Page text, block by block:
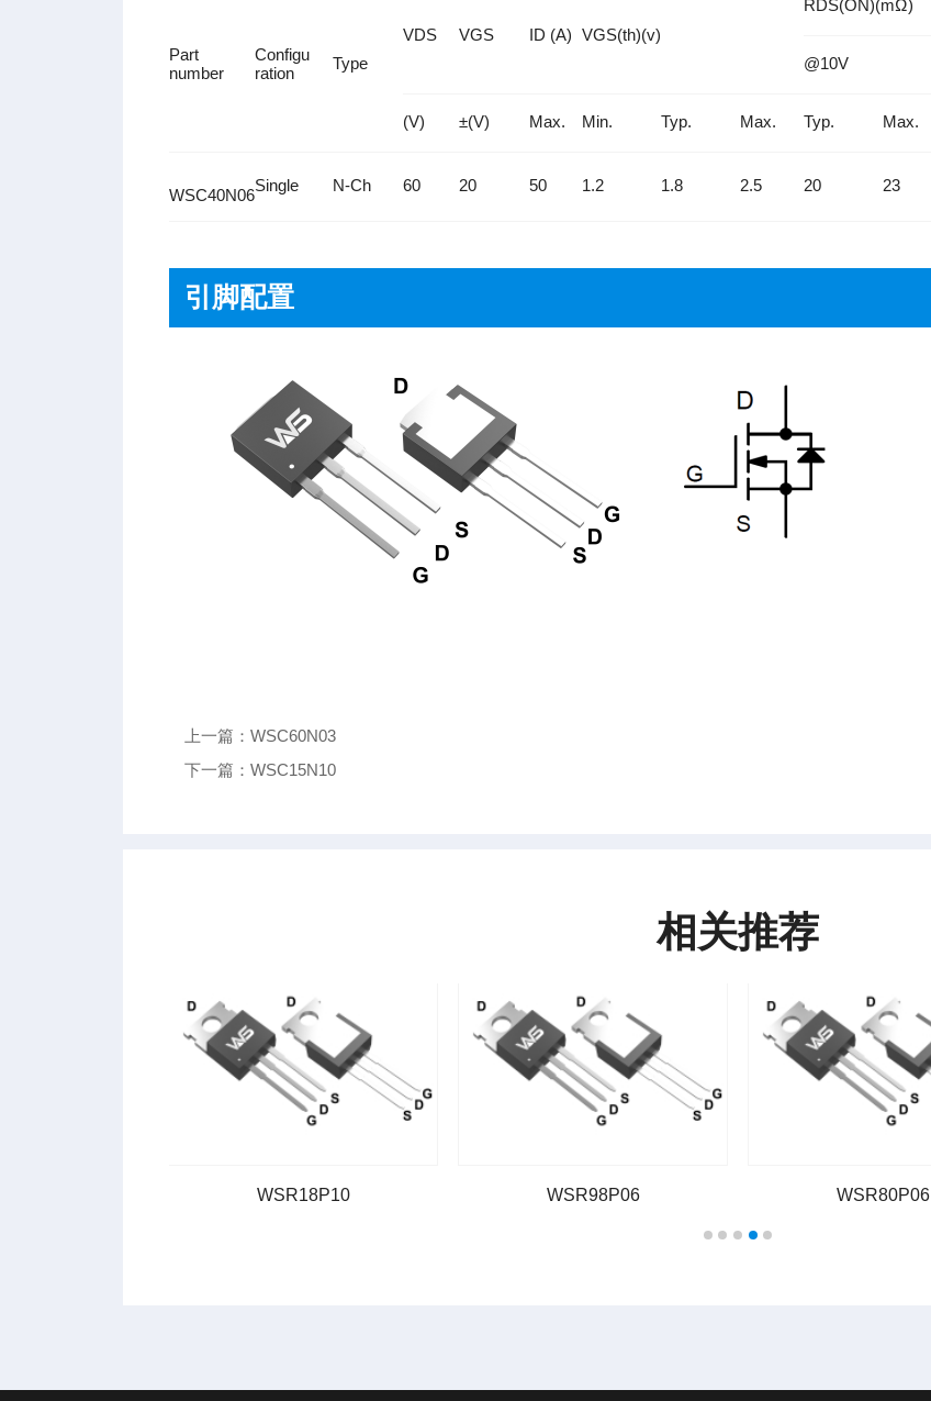
Part
number
Configu
ration
Type
VDS VGS ID (A) VGS(th)(v)
RDS(ON)(mΩ)
@10V
(V) ±(V) Max. Min. Typ. Max. Typ. Max.
WSC40N06
Single N-Ch 60 20 50 1.2 1.8 2.5 20 23
引脚配置
上一篇：WSC60N03
下一篇：WSC15N10
相关推荐
WSR18P10 WSR98P06 WSR80P06